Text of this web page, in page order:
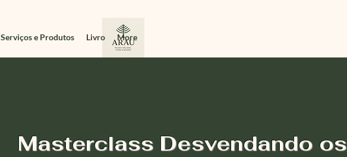
Serviços e Produtos Livro More
Masterclass Desvendando os